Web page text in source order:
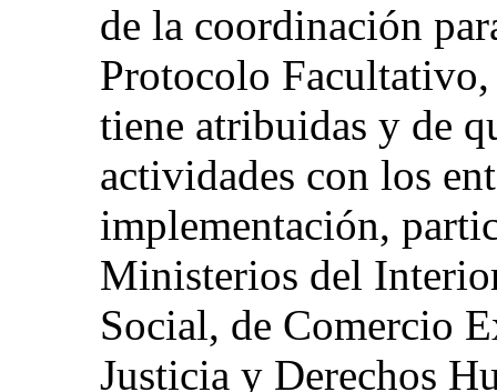
de la coordinación
Protocolo
tiene atribuidas y de
actividades con los
implementación,
Ministerios del
Social, de Comercio
Justicia y Derechos